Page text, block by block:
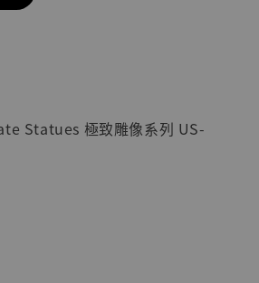
Statues 極致雕像系列 US-